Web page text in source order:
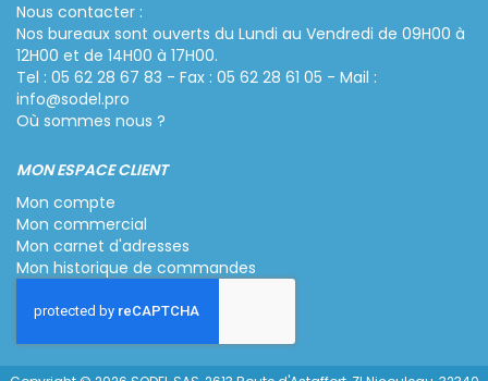
Nous contacter :
Nos bureaux sont ouverts du Lundi au Vendredi de 09H00 à
12H00 et de 14H00 à 17H00.
Tel : 05 62 28 67 83 - Fax : 05 62 28 61 05 - Mail :
info@sodel.pro
Où sommes nous ?
MON ESPACE CLIENT
Mon compte
Mon commercial
Mon carnet d'adresses
Mon historique de commandes